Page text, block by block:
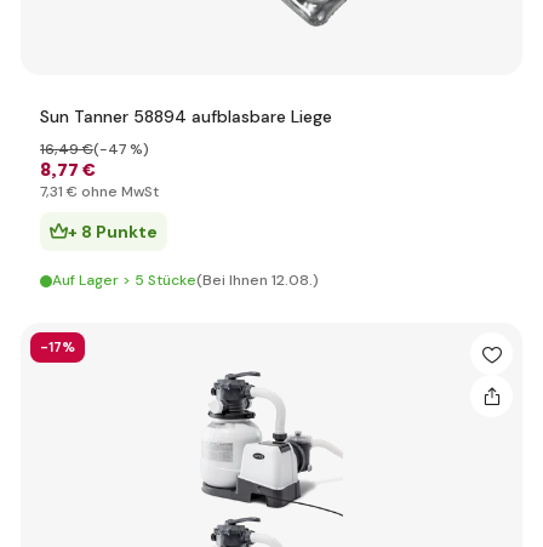
Sun Tanner 58894 aufblasbare Liege
8,77 €
16,49 €(-47 %)
7,31 € ohne MwSt
+ 8 Punkte
Auf Lager > 5 Stücke(Bei Ihnen 12.08.)
-17%